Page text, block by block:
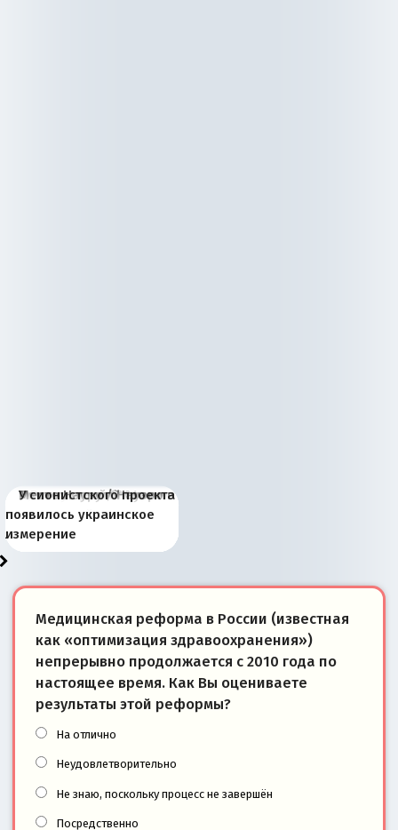
Киевская марионетка
Запада рассказала о
«переобувании» хозяев
В России назрели
перемены: 15 шагов к
суверенной экономике
Миграционный пожар
Европы
Россия начинает
сбрасывать балласт
Анкориджа
Россия зимой 1904
года: первые уступки во
внутренней политике
Русская нация вчера и
сегодня
Почему правый крах в
Варшаве не поможет её
отношениям с Россией?
Место Науру / Науэро в
современной истории
Южной Осетии
У сионистского проекта
появилось украинское
измерение
Медицинская реформа в России (известная
как «оптимизация здравоохранения»)
непрерывно продолжается с 2010 года по
настоящее время. Как Вы оцениваете
результаты этой реформы?
На отлично
Неудовлетворительно
Не знаю, поскольку процесс не завершён
Посредственно